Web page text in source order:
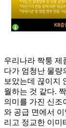
우리나라 짝퉁 제
다가 엄청난 물량
보았는데 끊이지
월하는 것 같다.
의미를 가진 신조
와 공급 면에서
리고 정교한 이미